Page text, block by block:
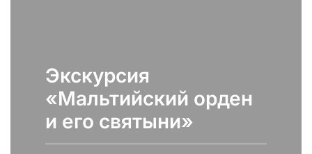
Экскурсия
«Мальтийский орден
и его святыни»